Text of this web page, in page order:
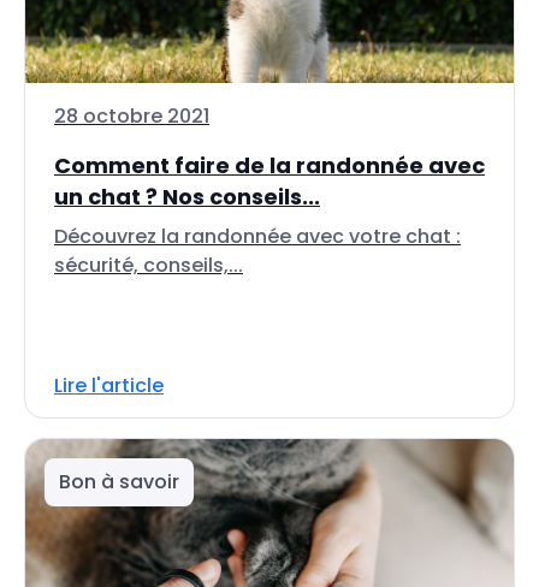
28 octobre 2021
Comment faire de la randonnée avec
un chat ? Nos conseils...
Découvrez la randonnée avec votre chat :
sécurité, conseils,...
Lire l'article
Bon à savoir